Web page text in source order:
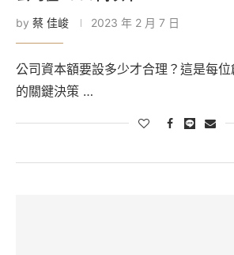
by 蔡 佳峻 2023 年 2 月 7 日
公司資本額要設多少才合理？這是每
的關鍵決策 …